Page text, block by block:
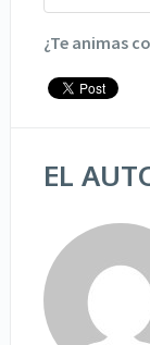
¿Te animas
EL